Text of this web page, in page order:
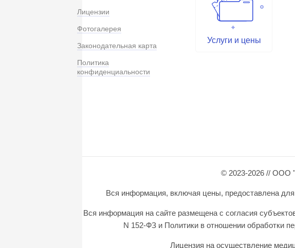
Лицензии
Фотогалерея
Законодательная карта
Политика
конфиденциальности
Услуги и цены
© 2023-2026 // ООО
Вся информация, включая цены, предоставлена
Вся информация на сайте размещена с согласия
N 152-ФЗ и Политики в отношении обработки
Лицензия на осуществление